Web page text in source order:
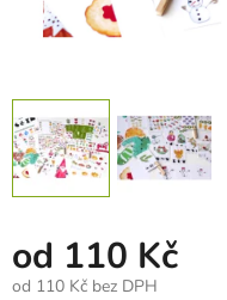
od 110 Kč
od 110 Kč bez DPH